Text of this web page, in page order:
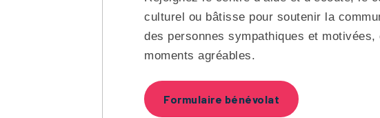
culturel ou bâtisse pour soutenir la
des personnes sympathiques et motivées,
moments agréables.
Formulaire bénévolat